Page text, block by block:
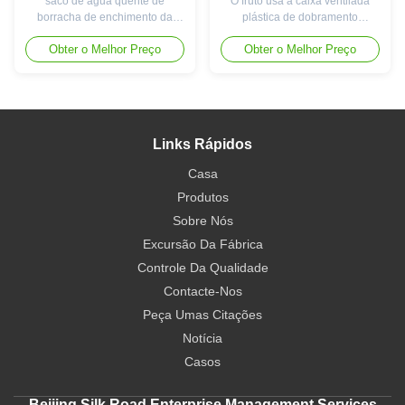
borracha de enchimento da
água do Natal do saco de água
quente da mão do aquecedor
do calor do inverno 1000ml
do produto Saco de água
Obter o Melhor Preço
plástica de dobramento
dobrável Tote For Vegetables da
caixa e os frutos Descrição do
produto: A caixa plástica pode
e é usada armazenando e
Obter o Melhor Preço
Links Rápidos
Casa
Produtos
Sobre Nós
Excursão Da Fábrica
Controle Da Qualidade
Contacte-Nos
Peça Umas Citações
Notícia
Casos